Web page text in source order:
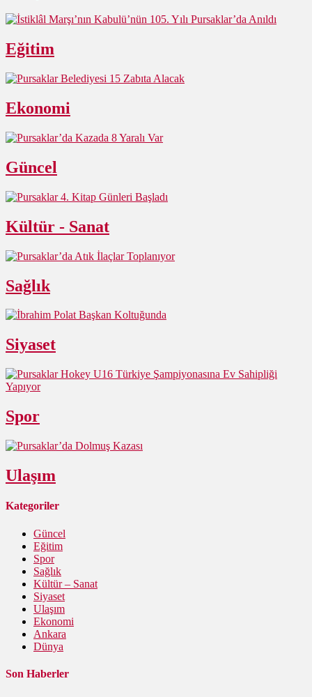
Eğitim
Ekonomi
Güncel
Kültür - Sanat
Sağlık
Siyaset
Spor
Ulaşım
Kategoriler
Güncel
Eğitim
Spor
Sağlık
Kültür – Sanat
Siyaset
Ulaşım
Ekonomi
Ankara
Dünya
Son Haberler